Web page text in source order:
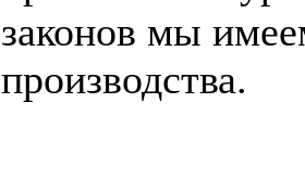
законов мы
производства.